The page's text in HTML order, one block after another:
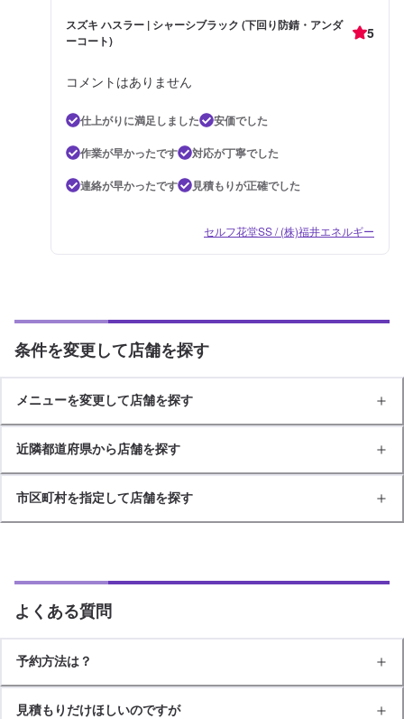
スズキ ハスラー | シャーシブラック (下回り防錆・アンダ
ーコート)
5
コメントはありません
仕上がりに満足しました
安価でした
作業が早かったです
対応が丁寧でした
連絡が早かったです
見積もりが正確でした
セルフ花堂SS / (株)福井エネルギー
条件を変更して店舗を探す
メニューを変更して店舗を探す
近隣都道府県から店舗を探す
市区町村を指定して店舗を探す
よくある質問
予約方法は？
見積もりだけほしいのですが